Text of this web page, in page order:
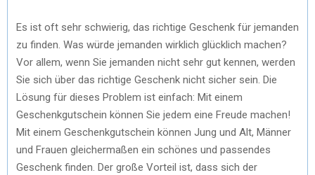
Es ist oft sehr schwierig, das richtige Geschenk für jemanden
zu finden. Was würde jemanden wirklich glücklich machen?
Vor allem, wenn Sie jemanden nicht sehr gut kennen, werden
Sie sich über das richtige Geschenk nicht sicher sein. Die
Lösung für dieses Problem ist einfach: Mit einem
Geschenkgutschein können Sie jedem eine Freude machen!
Mit einem Geschenkgutschein können Jung und Alt, Männer
und Frauen gleichermaßen ein schönes und passendes
Geschenk finden. Der große Vorteil ist, dass sich der